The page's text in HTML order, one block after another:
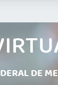
DE